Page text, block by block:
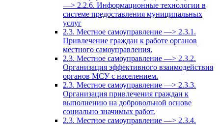
—> 2.2.6. Информационные технологии в
системе предоставления муниципальных
услуг
2.3. Местное самоуправление —> 2.3.1.
Привлечение граждан к работе органов
местного самоуправления.
2.3. Местное самоуправление —> 2.3.2.
Организация эффективного взаимодействия
органов МСУ с населением.
2.3. Местное самоуправление —> 2.3.3.
Организация привлечения граждан к
выполнению на добровольной основе
социально значимых работ.
2.3. Местное самоуправление —> 2.3.4.